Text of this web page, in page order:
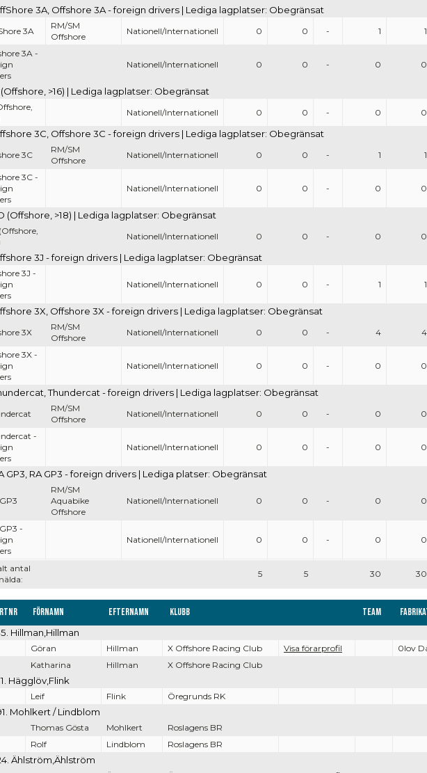
antal
5 5 30 30
3A, Offshore 3A - foreign drivers | Lediga lagplatser: Obegränsat
3A
RM/SM
Offshore
Nationell/Internationell 0 0 - 1 1
3A -
Nationell/Internationell 0 0 - 0 0
>16) | Lediga lagplatser: Obegränsat
Nationell/Internationell 0 0 - 0 0
3C, Offshore 3C - foreign drivers | Lediga lagplatser: Obegränsat
3C
RM/SM
Offshore
Nationell/Internationell 0 0 - 1 1
3C -
Nationell/Internationell 0 0 - 0 0
(Offshore, >18) | Lediga lagplatser: Obegränsat
Nationell/Internationell 0 0 - 0 0
3J - foreign drivers | Lediga lagplatser: Obegränsat
3J -
Nationell/Internationell 0 0 - 1 1
3X, Offshore 3X - foreign drivers | Lediga lagplatser: Obegränsat
3X
RM/SM
Offshore
Nationell/Internationell 0 0 - 4 4
3X -
Nationell/Internationell 0 0 - 0 0
Thundercat - foreign drivers | Lediga lagplatser: Obegränsat
RM/SM
Offshore
Nationell/Internationell 0 0 - 0 0
-
Nationell/Internationell 0 0 - 0 0
GP3, RA GP3 - foreign drivers | Lediga platser: Obegränsat
RM/SM
Aquabike
Offshore
Nationell/Internationell 0 0 - 0 0
-
Nationell/Internationell 0 0 - 0 0
Förnamn Efternamn Klubb Team
Hillman,Hillman
Göran Hillman X Offshore Racing Club Visa förarprofil 0lov
Katharina
Hillman X Offshore Racing Club
Hägglöv,Flink
Leif Flink Öregrunds RK
Mohlkert / Lindblom
Thomas Gösta Mohlkert Roslagens BR
Rolf
Lindblom Roslagens BR
Ählström,Ählström